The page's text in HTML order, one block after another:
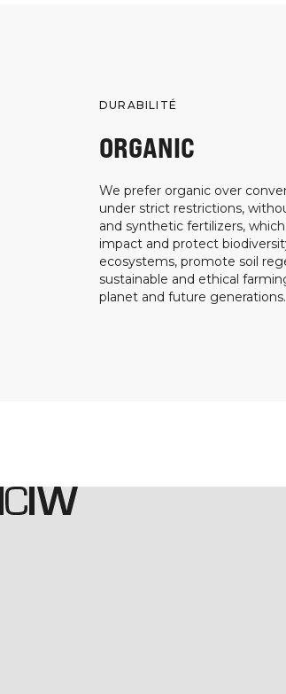
DURABILITÉ
ORGANIC
We prefer organic over
under strict restrictions,
and synthetic fertilizers,
impact and protect
ecosystems, promote soil
sustainable and ethical
planet and future generations.